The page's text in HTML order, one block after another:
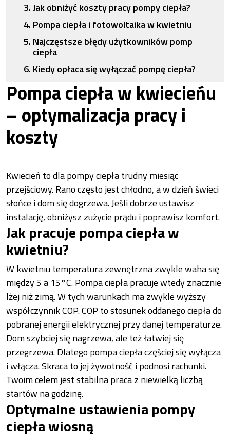
Jak obniżyć koszty pracy pompy ciepła?
Pompa ciepła i fotowoltaika w kwietniu
Najczęstsze błędy użytkowników pomp
ciepła
Kiedy opłaca się wyłączać pompę ciepła?
Pompa ciepła w kwiecieńu
– optymalizacja pracy i
koszty
Kwiecień to dla pompy ciepła trudny miesiąc
przejściowy. Rano często jest chłodno, a w dzień świeci
słońce i dom się dogrzewa. Jeśli dobrze ustawisz
instalację, obniżysz zużycie prądu i poprawisz komfort.
Jak pracuje pompa ciepła w
kwietniu?
W kwietniu temperatura zewnętrzna zwykle waha się
między 5 a 15°C. Pompa ciepła pracuje wtedy znacznie
lżej niż zimą. W tych warunkach ma zwykle wyższy
współczynnik COP. COP to stosunek oddanego ciepła do
pobranej energii elektrycznej przy danej temperaturze.
Dom szybciej się nagrzewa, ale też łatwiej się
przegrzewa. Dlatego pompa ciepła częściej się wyłącza
i włącza. Skraca to jej żywotność i podnosi rachunki.
Twoim celem jest stabilna praca z niewielką liczbą
startów na godzinę.
Optymalne ustawienia pompy
ciepła wiosną